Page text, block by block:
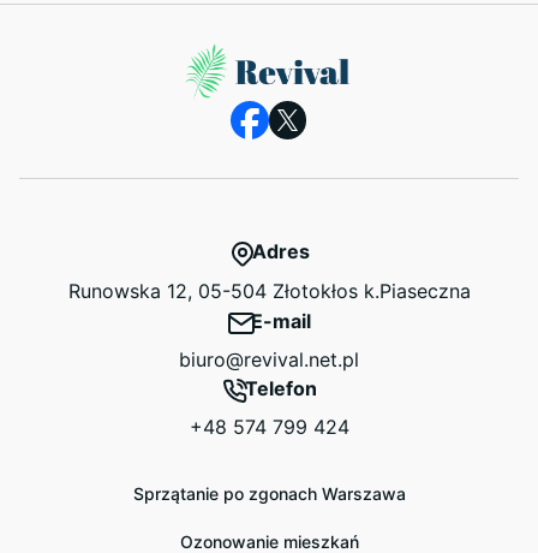
Adres
Runowska 12, 05-504 Złotokłos k.Piaseczna
E-mail
biuro@revival.net.pl
Telefon
+48 574 799 424
Sprzątanie po zgonach Warszawa
Ozonowanie mieszkań